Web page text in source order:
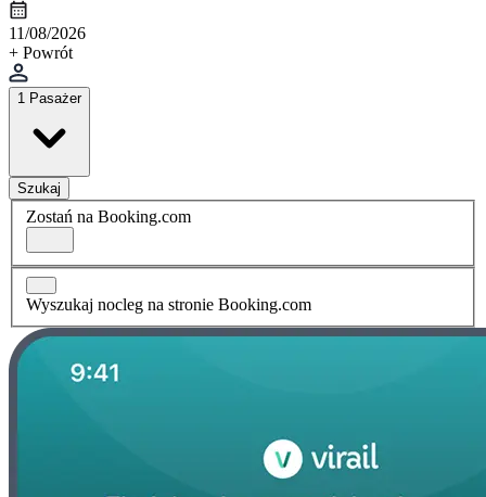
11/08/2026
+ Powrót
1 Pasażer
Szukaj
Zostań na Booking.com
Wyszukaj nocleg na stronie Booking.com